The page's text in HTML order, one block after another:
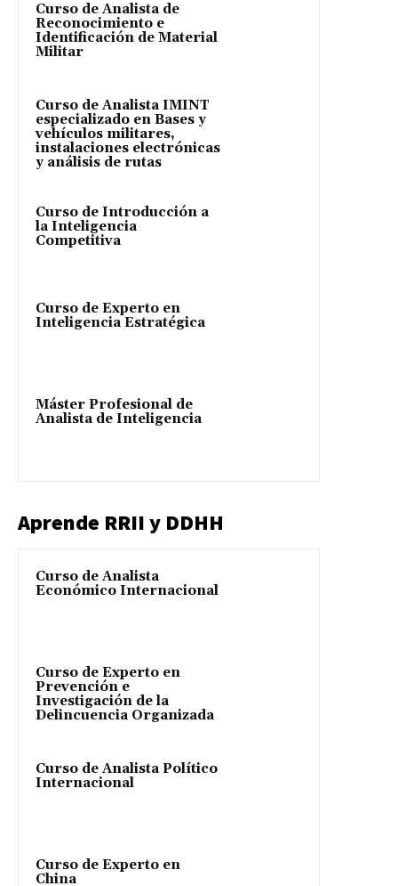
Curso de Analista de
Reconocimiento e
Identificación de Material
Militar
Curso de Analista IMINT
especializado en Bases y
vehículos militares,
instalaciones electrónicas
y análisis de rutas
Curso de Introducción a
la Inteligencia
Competitiva
Curso de Experto en
Inteligencia Estratégica
Máster Profesional de
Analista de Inteligencia
Aprende RRII y DDHH
Curso de Analista
Económico Internacional
Curso de Experto en
Prevención e
Investigación de la
Delincuencia Organizada
Curso de Analista Político
Internacional
Curso de Experto en
China